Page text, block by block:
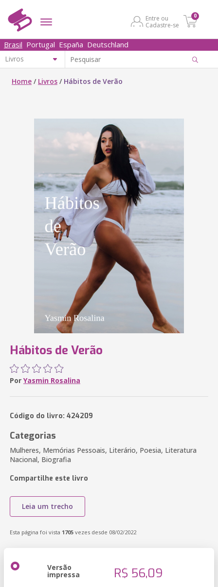
Entre ou
Cadastre-se
0
Brasil Portugal España Deutschland
Home / Livros / Hábitos de Verão
Hábitos de Verão
Por Yasmin Rosalina
Código do livro: 424209
Categorias
Mulheres, Memórias Pessoais, Literário, Poesia, Literatura
Nacional, Biografia
Compartilhe este livro
Leia um trecho
Esta página foi vista 1705 vezes desde 08/02/2022
Versão
impressa R$ 56,09